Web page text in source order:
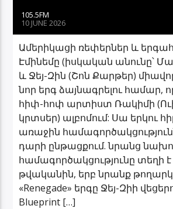
105.5FM
10 JUNE 2026
Ամերիկացի ռեփերներ և
Էմինեմը (իսկական անունը՝
և Ջեյ-Զին (Շոն Քարթեր)
նոր երգ ձայնագրելու համար,
հիփ-հոփ արտիստ Ռակիմի
կրտսեր) ալբոմում: Սա երկու
առաջին
դարի ընթացքում. նրանց
համագործակցությունը տեղի է
թվականին, երբ նրանք
«Renegade» երգը Ջեյ-Զիի
Blueprint […]